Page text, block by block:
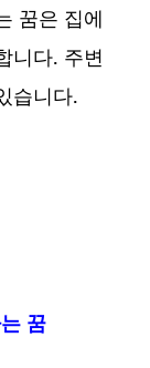
꿈은 집에
니다. 주변
습니다.
꿈